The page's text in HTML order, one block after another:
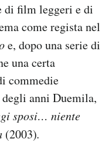
di film leggeri e di
come regista nel
e, dopo una serie di
una certa
commedie
anni Duemila,
sposi… niente
(2003).